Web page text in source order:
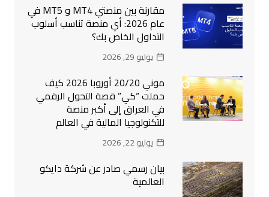
مقارنة بين منصتي MT4 و MT5 في
عام 2026: أي منصة تناسب أسلوب
التداول الخاص بك؟
يوليو 29, 2026
موني 20/20 أوروبا 2026 كيف
حملت “كي” قصة التحول الرقمي
في العراق إلى أكبر منصة
للتكنولوجيا المالية في العالم
يوليو 22, 2026
بيان رسمي صادر عن شركة دايكو
العالمية